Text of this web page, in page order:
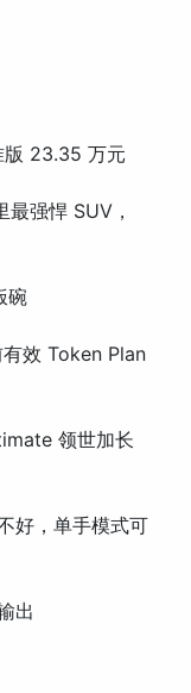
版 23.35 万元
强悍 SUV，
碗
效 Token Plan
领世加长
好，单手模式可
出